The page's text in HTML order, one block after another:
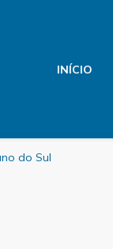
INÍCIO
do Sul